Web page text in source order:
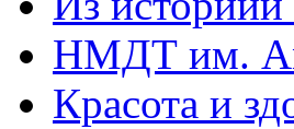
НМДТ им.
Красота и